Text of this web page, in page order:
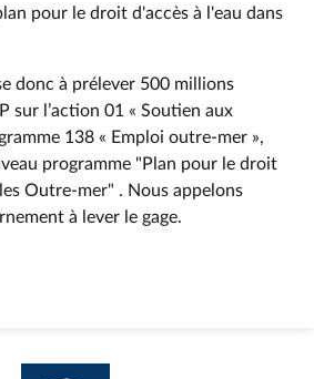
pour le droit d'accès à l'eau dans
donc à prélever 500 millions
sur l’action 01 « Soutien aux
138 « Emploi outre-mer »,
programme "Plan pour le droit
Outre-mer" . Nous appelons
à lever le gage.